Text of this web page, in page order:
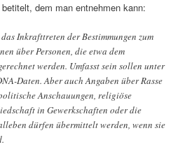
betitelt, dem man entnehmen kann:
Inkrafttreten der Bestimmungen zum
über Personen, die etwa dem
werden. Umfasst sein sollen unter
Daten. Aber auch Angaben über Rasse
Anschauungen, religiöse
in Gewerkschaften oder die
dürfen übermittelt werden, wenn sie